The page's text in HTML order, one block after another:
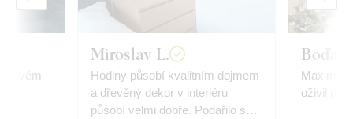
svém
Miroslav L.
Hodiny působí kvalitním dojmem
a dřevěný dekor v interiéru
působí velmi dobře. Podařilo se
Boďa
Maximální
oživil